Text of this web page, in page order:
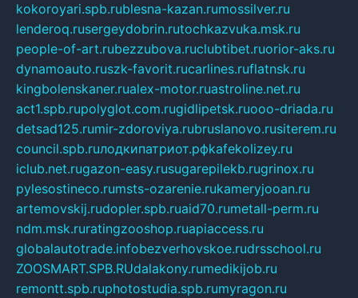
kokoroyari.spb.rublesna-kazan.rumossilver.ru
lenderoq.rusergeydobrin.rutochkazvuka.msk.ru
people-of-art.rubezzubova.ruclubtibet.ruorior-aks.ru
dynamoauto.ruszk-favorit.rucarlines.ruflatnsk.ru
kingbolenskaner.rualex-motor.ruastroline.net.ru
act1.spb.rupolyglot.com.rugidlipetsk.ruooo-driada.ru
detsad125.rumir-zdoroviya.rubruslanovo.rusiterem.ru
council.spb.ruлодкипатриот.рфkafekolizey.ru
iclub.net.rugazon-easy.rusugarepilekb.rugrinox.ru
pylesostineco.rumsts-ozarenie.rukameryjooan.ru
artemovskij.rudopler.spb.ruaid70.rumetall-perm.ru
ndm.msk.ruratingzooshop.ruapiaccess.ru
globalautotrade.infobezverhovskoe.rudrsschool.ru
ZOOSMART.SPB.RUdalakony.rumedikijob.ru
remontt.spb.ruphotostudia.spb.rumyragon.ru